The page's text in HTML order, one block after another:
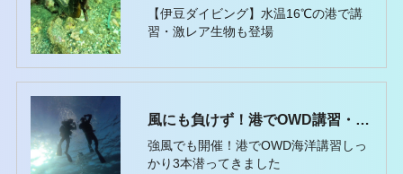
【伊豆ダイビング】水温16℃の港で講
習・激レア生物も登場
風にも負けず！港でOWD講習・海で3ダイブ頑張りました
強風でも開催！港でOWD海洋講習しっ
かり3本潜ってきました